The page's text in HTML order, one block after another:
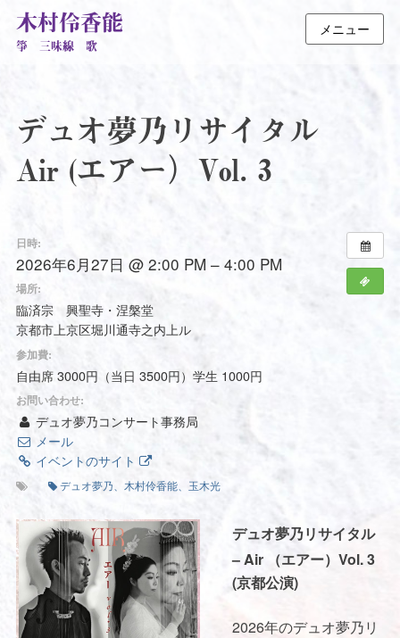
木村伶香能
箏 三味線 歌
メニュー
デュオ夢乃リサイタル
Air (エアー）Vol. 3
日時:
2026年6月27日 @ 2:00 PM – 4:00 PM
場所:
臨済宗 興聖寺・涅槃堂
京都市上京区堀川通寺之内上ル
参加費:
自由席 3000円（当日 3500円）学生 1000円
お問い合わせ:
デュオ夢乃コンサート事務局
メール
イベントのサイト
デュオ夢乃、木村伶香能、玉木光
デュオ夢乃リサイタル
– Air （エアー）Vol. 3
(京都公演)
2026年のデュオ夢乃リ